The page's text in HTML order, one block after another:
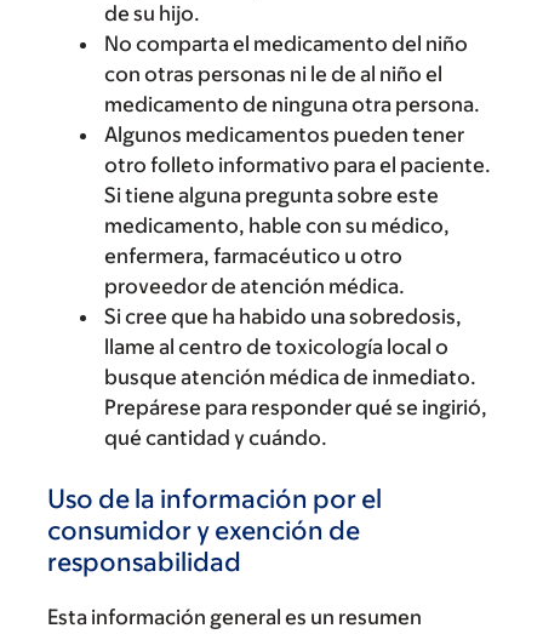
de su hijo.
No comparta el medicamento del niño
con otras personas ni le de al niño el
medicamento de ninguna otra persona.
Algunos medicamentos pueden tener
otro folleto informativo para el paciente.
Si tiene alguna pregunta sobre este
medicamento, hable con su médico,
enfermera, farmacéutico u otro
proveedor de atención médica.
Si cree que ha habido una sobredosis,
llame al centro de toxicología local o
busque atención médica de inmediato.
Prepárese para responder qué se ingirió,
qué cantidad y cuándo.
Uso de la información por el
consumidor y exención de
responsabilidad
Esta información general es un resumen